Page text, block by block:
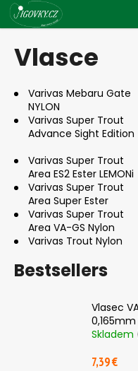
Skip
content
Vlasce
Varivas Mebaru Gate
NYLON
Varivas Super Trout
Advance Sight Edition
Varivas Super Trout
Area ES2 Ester LEMONi
Varivas Super Trout
Area Super Ester
Varivas Super Trout
Area VA-GS Nylon
Varivas Trout Nylon
Bestsellers
Vlasec
0,165mm
Skladem
7,39 €
C
a
h
a
r
e
o
u
l
o